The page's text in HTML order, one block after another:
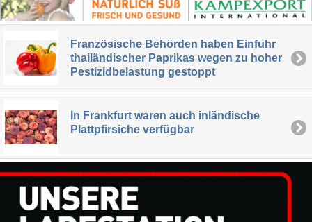
Französische Behörden haben Einfuhr
thailändischer Paprikas wegen zu hoher
Pestizidbelastung gestoppt
In Frankfurt waren auch inländische
Plattpfirsiche verfügbar